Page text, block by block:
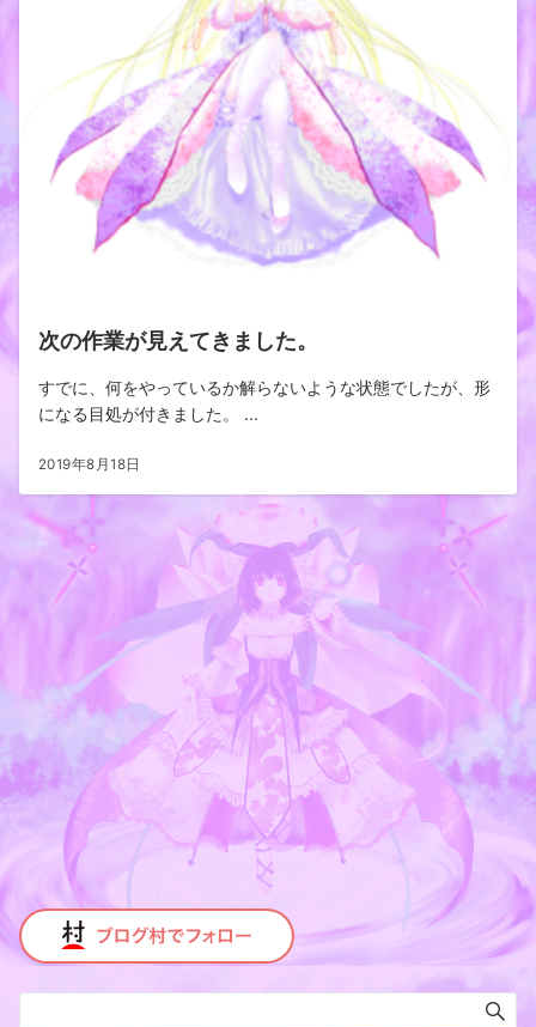
次の作業が見えてきました。
すでに、何をやっているか解らないような状態でしたが、形
になる目処が付きました。 ...
2019年8月18日